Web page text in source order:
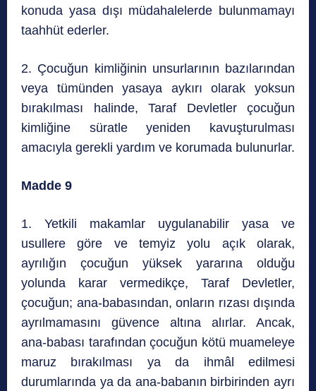
konuda yasa dışı müdahalelerde bulunmamayı
taahhüt ederler.
2. Çocuğun kimliğinin unsurlarının bazılarından
veya tümünden yasaya aykırı olarak yoksun
bırakılması halinde, Taraf Devletler çocuğun
kimliğine süratle yeniden kavuşturulması
amacıyla gerekli yardım ve korumada bulunurlar.
Madde 9
1. Yetkili makamlar uygulanabilir yasa ve
usullere göre ve temyiz yolu açık olarak,
ayrılığın çocuğun yüksek yararına olduğu
yolunda karar vermedikçe, Taraf Devletler,
çocuğun; ana-babasından, onların rızası dışında
ayrılmamasını güvence altına alırlar. Ancak,
ana-babası tarafından çocuğun kötü muameleye
maruz bırakılması ya da ihmâl edilmesi
durumlarında ya da ana-babanın birbirinden ayrı